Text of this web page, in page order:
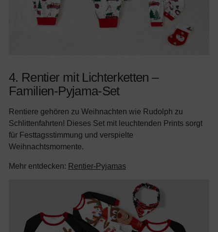
4. Rentier mit Lichterketten –
Familien-Pyjama-Set
Rentiere gehören zu Weihnachten wie Rudolph zu
Schlittenfahrten! Dieses Set mit leuchtenden Prints sorgt
für Festtagsstimmung und verspielte
Weihnachtsmomente.
Mehr entdecken: Rentier-Pyjamas